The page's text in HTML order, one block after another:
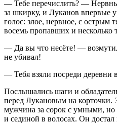
— Тебе перечислить? —
за шкирку, и Луканов впервые
голос: злое, нервное, с
восемь пропавших и несколько
— Да вы что несёте! —
не убивал!
— Тебя взяли посреди деревни
Послышались шаги и
перед Лукановым на
мужчина за сорок с умными, но
и сединой в волосах. Он достал